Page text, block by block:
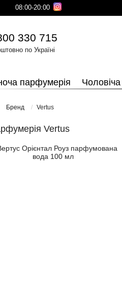
08:00-20:00
330 715
по Україні
парфумерія
Бренд Vertus
Vertus